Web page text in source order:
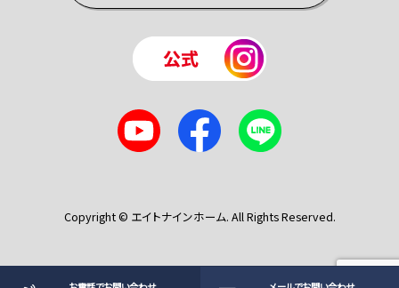
Copyright © エイトナインホーム. All Rights Reserved.